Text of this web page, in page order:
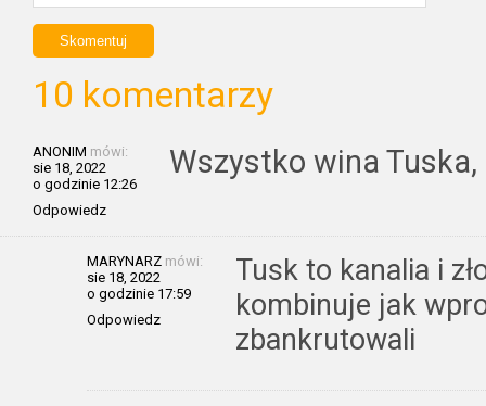
10 komentarzy
ANONIM mówi:
sie 18, 2022
o godzinie 12:26
Odpowiedz
Wszystko wina
MARYNARZ mówi:
sie 18, 2022
o godzinie 17:59
Odpowiedz
Tusk to kanalia i
kombinuje jak
zbankrutowali